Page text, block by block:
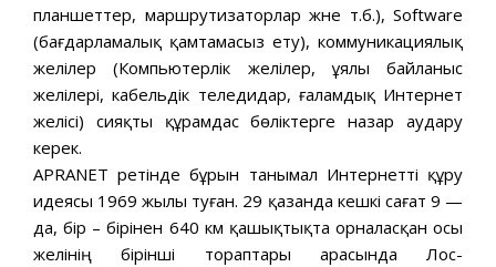
планшеттер, маршрутизаторлар және т.б.), Software
(бағдарламалық қамтамасыз ету), коммуникациялық
желілер (Компьютерлік желілер, ұялы байланыс
желілері, кабельдік теледидар, ғаламдық Интернет
желісі) сияқты құрамдас бөліктерге назар аудару
керек.
APRANET ретінде бұрын танымал Интернетті құру
идеясы 1969 жылы туған. 29 қазанда кешкі сағат 9 —
да, бір – бірінен 640 км қашықтықта орналасқан осы
желінің бірінші тораптары арасында Лос-